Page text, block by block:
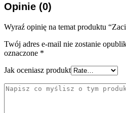
Opinie (0)
Wyraź opinię na temat produktu
Twój adres e-mail nie zostanie
oznaczone *
Jak oceniasz produkt